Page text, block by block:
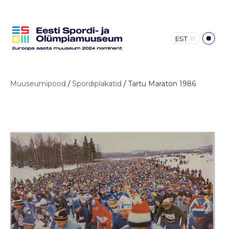
EST
Muuseumipood / Spordiplakatid / Tartu Maraton 1986